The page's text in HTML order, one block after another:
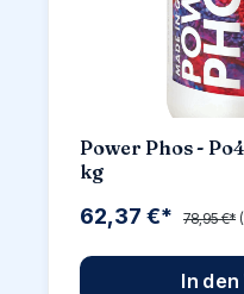
Power Phos -
kg
62,37 €* 78,95 €*
In